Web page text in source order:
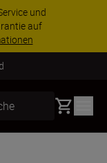
Basket